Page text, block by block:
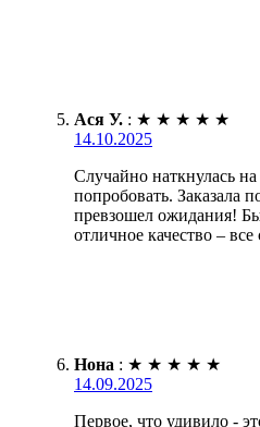
Ася У. : ★ ★ ★ ★ ★
14.10.2025
Случайно наткнулась
попробовать. Заказала
превзошел ожидания!
отличное качество – все
Нона : ★ ★ ★ ★ ★
14.09.2025
Первое, что удивило -